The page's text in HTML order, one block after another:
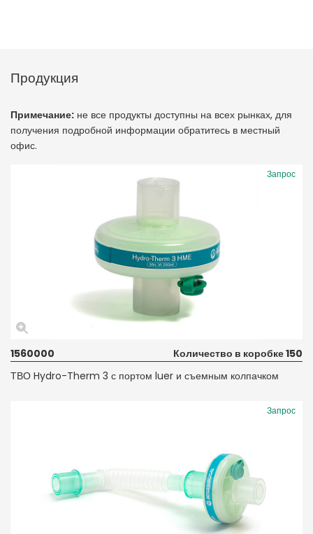
Продукция
Примечание: не все продукты доступны на всех рынках, для
получения подробной информации обратитесь в местный
офис.
Запрос
1560000
Количество в коробке 150
ТВО Hydro-Therm 3 с портом luer и съемным колпачком
Запрос